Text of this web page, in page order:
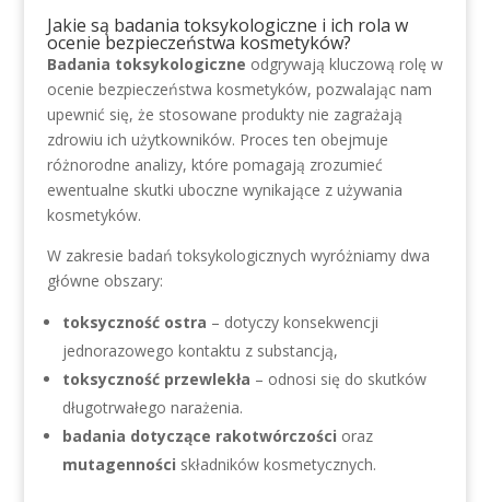
Jakie są badania toksykologiczne i ich rola w
ocenie bezpieczeństwa kosmetyków?
Badania toksykologiczne odgrywają kluczową rolę w
ocenie bezpieczeństwa kosmetyków, pozwalając nam
upewnić się, że stosowane produkty nie zagrażają
zdrowiu ich użytkowników. Proces ten obejmuje
różnorodne analizy, które pomagają zrozumieć
ewentualne skutki uboczne wynikające z używania
kosmetyków.
W zakresie badań toksykologicznych wyróżniamy dwa
główne obszary:
toksyczność ostra – dotyczy konsekwencji
jednorazowego kontaktu z substancją,
toksyczność przewlekła – odnosi się do skutków
długotrwałego narażenia.
badania dotyczące rakotwórczości oraz
mutagenności składników kosmetycznych.